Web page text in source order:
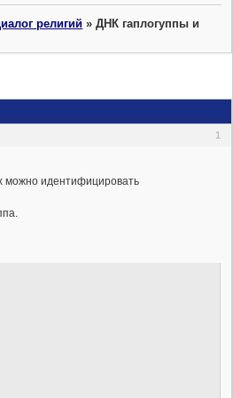
религий »ДНК гаплогуппы и
1
можно идентифицировать